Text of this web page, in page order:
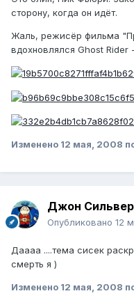
сторону, когда он идёт.
Жаль, режисёр фильма
вдохновлялся Ghost Rider
Изменено 12 мая, 2008
Джон Сильвер
Опубликовано 12
Даааа ....тема сисек
смерть я )
Изменено 12 мая, 2008